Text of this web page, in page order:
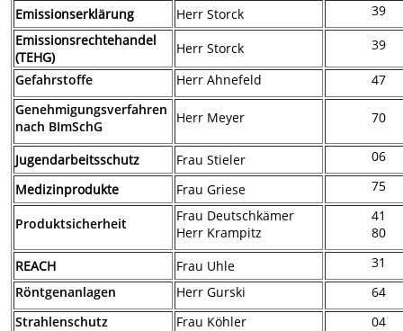
Emissionserklärung
Herr Storck
39
Emissionsrechtehandel
(TEHG)
Herr Storck 39
Gefahrstoffe Herr Ahnefeld
47
Genehmigungsverfahren
nach BImSchG
Herr Meyer 70
Jugendarbeitsschutz Frau Stieler
06
Medizinprodukte
Frau Griese 75
Produktsicherheit
Frau Deutschkämer
Herr Krampitz
41
80
REACH
Frau Uhle
31
Röntgenanlagen
Herr Gurski
64
Strahlenschutz
Frau Köhler
04